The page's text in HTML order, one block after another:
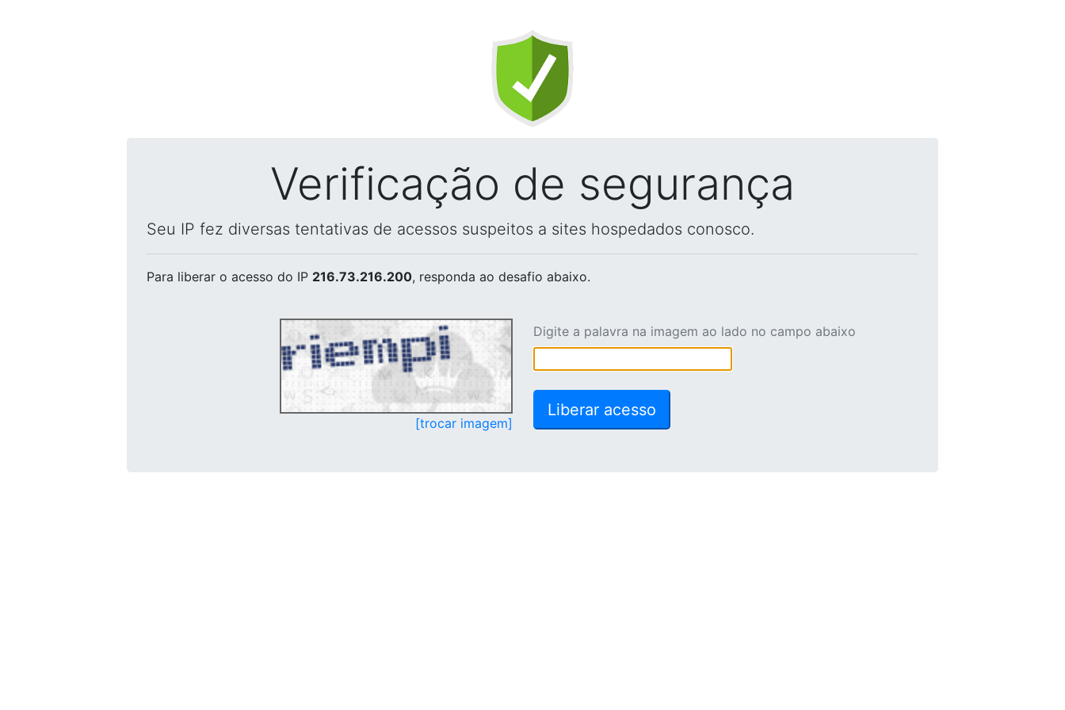
Verificação de segurança
Seu IP fez diversas tentativas de acessos suspeitos a sites hospedados conosco.
Para liberar o acesso do IP 216.73.216.200, responda ao desafio abaixo.
[trocar imagem]
Digite a palavra na imagem ao lado no campo abaixo